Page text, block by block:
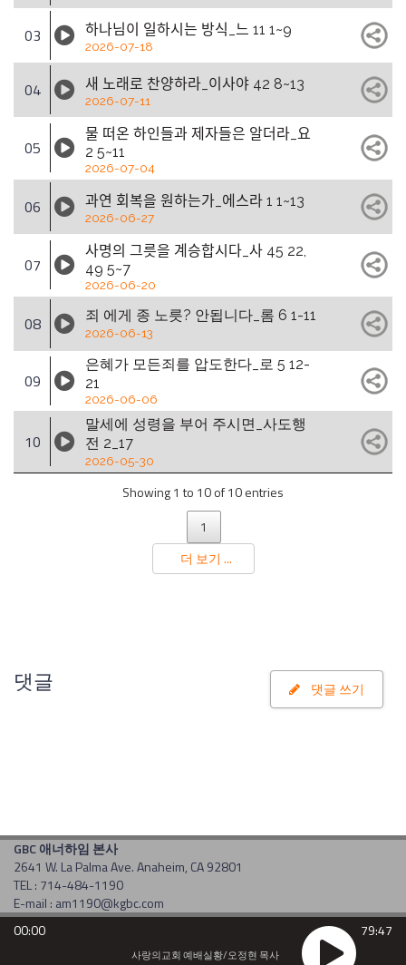
03 하나님이 일하시는 방식_느 11 1~9
2026-07-18
04 새 노래로 찬양하라_이사야 42 8~13
2026-07-11
05
물 떠온 하인들과 제자들은 알더라_요
2 5~11
2026-07-04
06 과연 회복을 원하는가_에스라 1 1~13
2026-06-27
07
사명의 그릇을 계승합시다_사 45 22,
49 5~7
2026-06-20
08 죄 에게 종 노릇? 안됩니다_롬 6 1-11
2026-06-13
09
은혜가 모든죄를 압도한다_로 5 12-
21
2026-06-06
10
말세에 성령을 부어 주시면_사도행
전 2_17
2026-05-30
Showing 1 to 10 of 10 entries
1
더 보기 ...
댓글 댓글 쓰기
GBC 애너하임 본사
2641 W. La Palma Ave. Anaheim, CA 92801
TEL : 714-484-1190
E-mail : am1190@kgbc.com
Copyright(c) 2017 by gbc. All rights reserved. Powered byCDS
00:00 79:47
사랑의교회 예배실황/오정현 목사